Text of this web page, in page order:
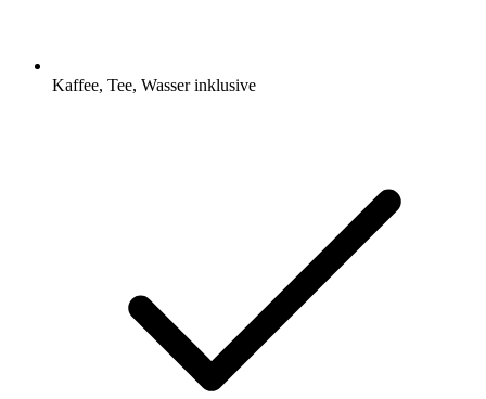
Kaffee, Tee, Wasser inklusive